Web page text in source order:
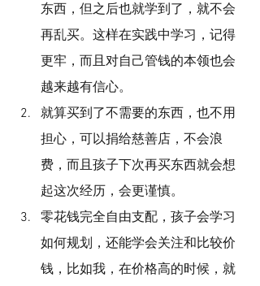
东西，但之后也就学到了，就不会
再乱买。这样在实践中学习，记得
更牢，而且对自己管钱的本领也会
越来越有信心。
就算买到了不需要的东西，也不用
担心，可以捐给慈善店，不会浪
费，而且孩子下次再买东西就会想
起这次经历，会更谨慎。
零花钱完全自由支配，孩子会学习
如何规划，还能学会关注和比较价
钱，比如我，在价格高的时候，就